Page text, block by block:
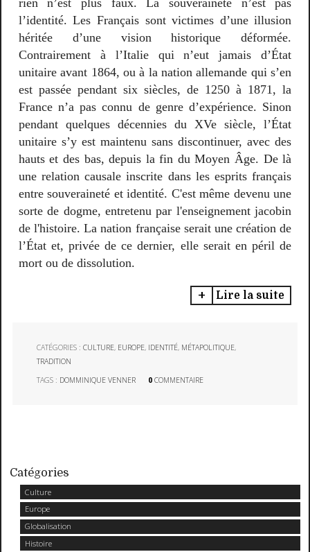
Catégories
Culture
Europe
Globalisation
Histoire
rien n’est plus faux. La souveraineté n’est pas
l’identité. Les Français sont victimes d’une illusion
héritée d’une vision historique déformée.
Contrairement à l’Italie qui n’eut jamais d’État
unitaire avant 1864, ou à la nation allemande qui s’en
est passée pendant six siècles, de 1250 à 1871, la
France n’a pas connu de genre d’expérience. Sinon
pendant quelques décennies du XVe siècle, l’État
unitaire s’y est maintenu sans discontinuer, avec des
hauts et des bas, depuis la fin du Moyen Âge. De là
une relation causale inscrite dans les esprits français
entre souveraineté et identité. C'est même devenu une
sorte de dogme, entretenu par l'enseignement jacobin
de l'histoire. La nation française serait une création de
l’État et, privée de ce dernier, elle serait en péril de
mort ou de dissolution.
Lire la suite
CATÉGORIES :CULTURE, EUROPE, IDENTITÉ, MÉTAPOLITIQUE,
TRADITION
TAGS : DOMMINIQUE VENNER 0 COMMENTAIRE